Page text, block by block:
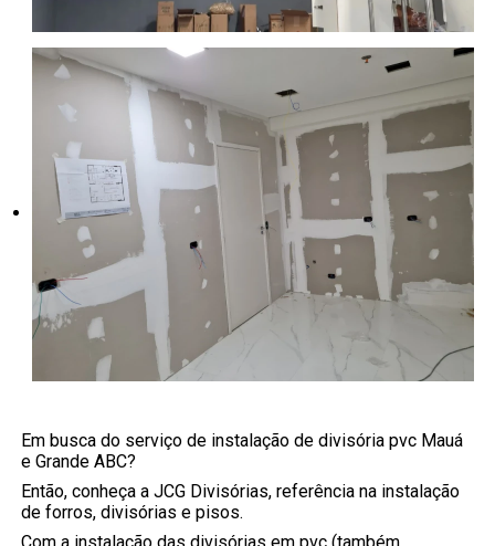
Em busca do serviço de instalação de divisória pvc Mauá
e Grande ABC?
Então, conheça a JCG Divisórias, referência na instalação
de forros, divisórias e pisos.